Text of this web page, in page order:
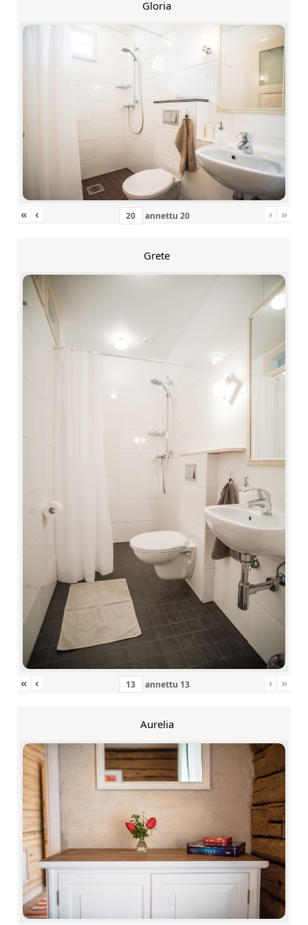
Gloria
« ‹ annettu 20 › »
Grete
« ‹ annettu 13 › »
Aurelia